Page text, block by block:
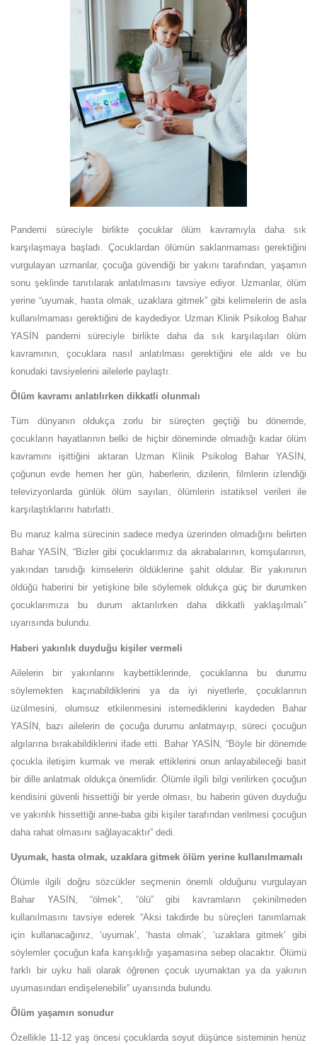
Pandemi süreciyle birlikte çocuklar ölüm kavramıyla daha sık
karşılaşmaya başladı. Çocuklardan ölümün saklanmaması gerektiğini
vurgulayan uzmanlar, çocuğa güvendiği bir yakını tarafından, yaşamın
sonu şeklinde tanıtılarak anlatılmasını tavsiye ediyor. Uzmanlar, ölüm
yerine “uyumak, hasta olmak, uzaklara gitmek” gibi kelimelerin de asla
kullanılmaması gerektiğini de kaydediyor. Uzman Klinik Psikolog Bahar
YASİN pandemi süreciyle birlikte daha da sık karşılaşılan ölüm
kavramının, çocuklara nasıl anlatılması gerektiğini ele aldı ve bu
konudaki tavsiyelerini ailelerle paylaştı.
Ölüm kavramı anlatılırken dikkatli olunmalı
Tüm dünyanın oldukça zorlu bir süreçten geçtiği bu dönemde,
çocukların hayatlarının belki de hiçbir döneminde olmadığı kadar ölüm
kavramını işittiğini aktaran Uzman Klinik Psikolog Bahar YASİN,
çoğunun evde hemen her gün, haberlerin, dizilerin, filmlerin izlendiği
televizyonlarda günlük ölüm sayıları, ölümlerin istatiksel verileri ile
karşılaştıklarını hatırlattı.
Bu maruz kalma sürecinin sadece medya üzerinden olmadığını belirten
Bahar YASİN, “Bizler gibi çocuklarımız da akrabalarının, komşularının,
yakından tanıdığı kimselerin öldüklerine şahit oldular. Bir yakınının
öldüğü haberini bir yetişkine bile söylemek oldukça güç bir durumken
çocuklarımıza bu durum aktarılırken daha dikkatli yaklaşılmalı”
uyarısında bulundu.
Haberi yakınlık duyduğu kişiler vermeli
Ailelerin bir yakınlarını kaybettiklerinde, çocuklarına bu durumu
söylemekten kaçınabildiklerini ya da iyi niyetlerle, çocuklarının
üzülmesini, olumsuz etkilenmesini istemediklerini kaydeden Bahar
YASİN, bazı ailelerin de çocuğa durumu anlatmayıp, süreci çocuğun
algılarına bırakabildiklerini ifade etti. Bahar YASİN, “Böyle bir dönemde
çocukla iletişim kurmak ve merak ettiklerini onun anlayabileceği basit
bir dille anlatmak oldukça önemlidir. Ölümle ilgili bilgi verilirken çocuğun
kendisini güvenli hissettiği bir yerde olması, bu haberin güven duyduğu
ve yakınlık hissettiği anne-baba gibi kişiler tarafından verilmesi çocuğun
daha rahat olmasını sağlayacaktır” dedi.
Uyumak, hasta olmak, uzaklara gitmek ölüm yerine kullanılmamalı
Ölümle ilgili doğru sözcükler seçmenin önemli olduğunu vurgulayan
Bahar YASİN, “ölmek”, “ölü” gibi kavramların çekinilmeden
kullanılmasını tavsiye ederek “Aksi takdirde bu süreçleri tanımlamak
için kullanacağınız, ‘uyumak’, ‘hasta olmak’, ‘uzaklara gitmek’ gibi
söylemler çocuğun kafa karışıklığı yaşamasına sebep olacaktır. Ölümü
farklı bir uyku hali olarak öğrenen çocuk uyumaktan ya da yakının
uyumasından endişelenebilir” uyarısında bulundu.
Ölüm yaşamın sonudur
Özellikle 11-12 yaş öncesi çocuklarda soyut düşünce sisteminin henüz